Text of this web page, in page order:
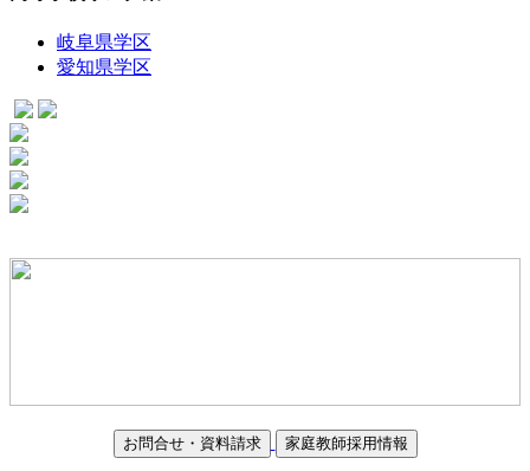
岐阜県学区
愛知県学区
お問合せ・資料請求 家庭教師採用情報